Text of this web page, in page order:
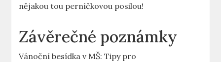
nějakou tou perníčkovou posilou!
Závěrečné poznámky
Vánoční besídka v MŠ: Tipy pro